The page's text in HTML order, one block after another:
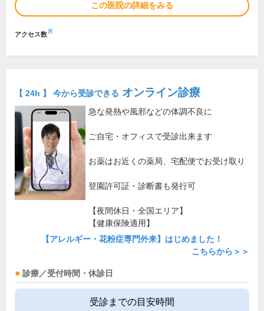
この医院の詳細をみる
アクセス数※
【 24h 】 今から受診できる オンライン診療
急な発熱や風邪などの体調不良に
ご自宅・オフィスで受診出来ます
お薬はお近くの薬局、宅配便でお受け取り
登園許可証・診断書も発行可
【夜間休日・全国エリア】
【健康保険適用】
【アレルギー・花粉症専門外来】はじめました！
こちらから＞＞
診療／受付時間・休診日
受診までの目安時間